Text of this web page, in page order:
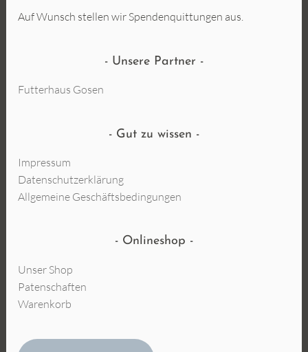
Auf Wunsch stellen wir Spendenquittungen aus.
Unsere Partner
Futterhaus Gosen
Gut zu wissen
Impressum
Datenschutzerklärung
Allgemeine Geschäftsbedingungen
Onlineshop
Unser Shop
Patenschaften
Warenkorb